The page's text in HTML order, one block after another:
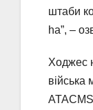
штаби
ha”, –
Ходжес
війська